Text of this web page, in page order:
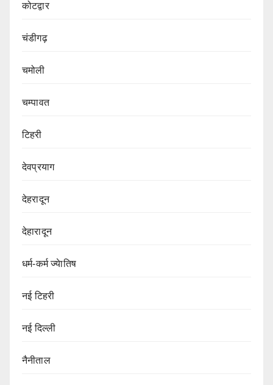
कोटद्वार
चंडीगढ़
चमोली
चम्पावत
टिहरी
देवप्रयाग
देहरादून
देहारादून
धर्म-कर्म ज्येातिष
नई टिहरी
नई दिल्ली
नैनीताल